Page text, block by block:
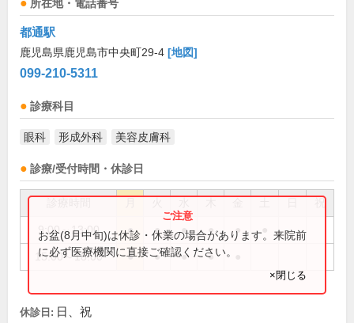
所在地・電話番号
都通駅
鹿児島県鹿児島市中央町29-4 [地図]
099-210-5311
診療科目
眼科 形成外科 美容皮膚科
診療/受付時間・休診日
祝
9:00～13:00 ● ● ● ● ●
15:00～18:00 ● ● ● ●
お盆(8月中旬)は休診・休業の場合があります。来院前
に必ず医療機関に直接ご確認ください。
×閉じる
休診日: 日、祝